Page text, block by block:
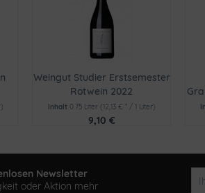
Weingut Studier Erstsemester
Rotwein 2022
Inhalt 0.75 Liter (12,13 € * / 1 Liter)
9,10 €
Newsletter
oder Aktion mehr